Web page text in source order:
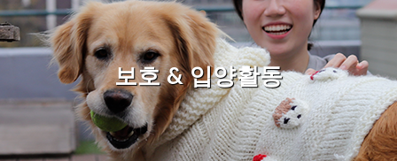
보호 & 입양활동